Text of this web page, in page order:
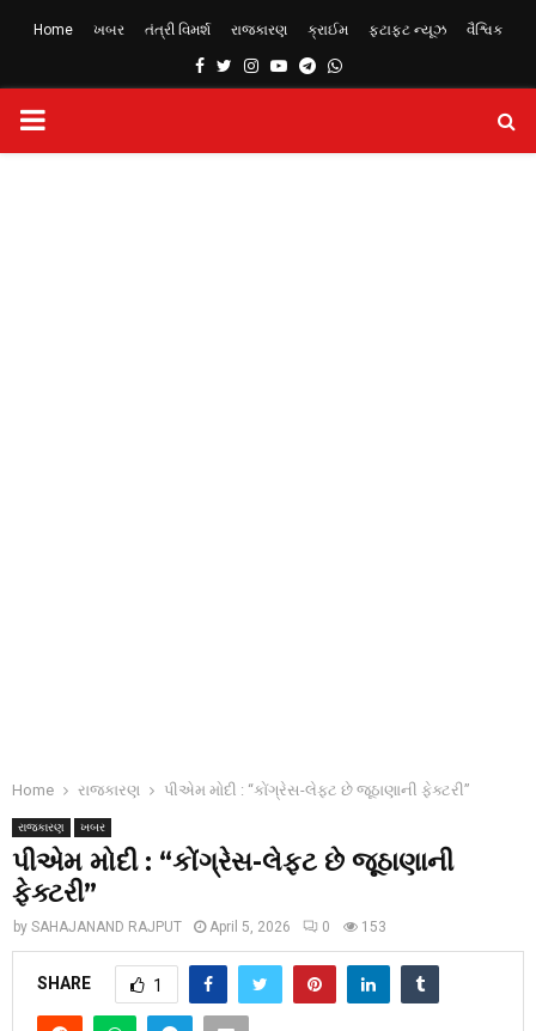
Home ખબર તંત્રી વિમર્શ રાજકારણ ક્રાઈમ ફટાફટ ન્યૂઝ વૈશ્વિક
Facebook
TwitterInstagram
YoutubeTelegram
Whatsapp
PRIMARY
Home રાજકારણ પીએમ મોદી : “કોંગ્રેસ-લેફ્ટ છે જૂઠાણાની ફેક્ટરી”
રાજકારણ ખબર
પીએમ મોદી : “કોંગ્રેસ-લેફ્ટ છે જૂઠાણાની
ફેક્ટરી”
by SAHAJANAND RAJPUT April 5, 2026 0 153
SHARE 1